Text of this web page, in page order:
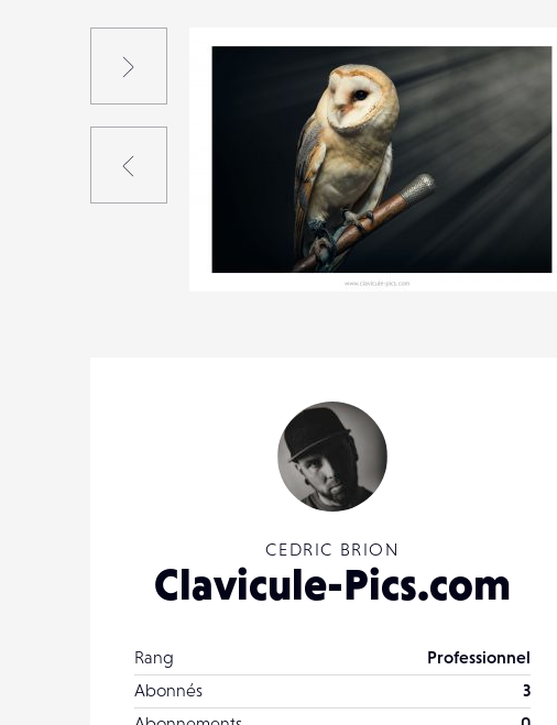
CEDRIC BRION
Clavicule-Pics.com
Rang
Professionnel
Abonnés
3